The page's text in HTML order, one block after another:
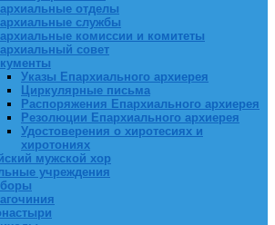
отделы
службы
комиссии и комитеты
совет
Указы Епархиального архиерея
Циркулярные письма
Распоряжения Епархиального архиерея
Резолюции Епархиального архиерея
Удостоверения о хиротесиях и
хиротониях
мужской хор
учреждения